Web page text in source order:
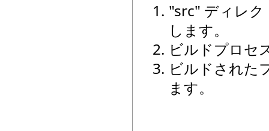
"src" ディレ
します。
ビルドプロセ
ビルドされた
ます。